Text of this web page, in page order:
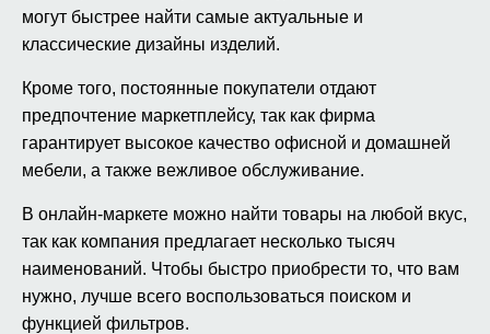
могут быстрее найти самые актуальные и
классические дизайны изделий.
Кроме того, постоянные покупатели отдают
предпочтение маркетплейсу, так как фирма
гарантирует высокое качество офисной и домашней
мебели, а также вежливое обслуживание.
В онлайн-маркете можно найти товары на любой вкус,
так как компания предлагает несколько тысяч
наименований. Чтобы быстро приобрести то, что вам
нужно, лучше всего воспользоваться поиском и
функцией фильтров.